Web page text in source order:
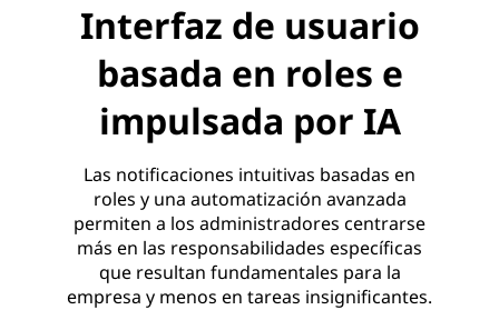
Interfaz de usuario
basada en roles e
impulsada por IA
Las notificaciones intuitivas basadas en
roles y una automatización avanzada
permiten a los administradores centrarse
más en las responsabilidades específicas
que resultan fundamentales para la
empresa y menos en tareas insignificantes.